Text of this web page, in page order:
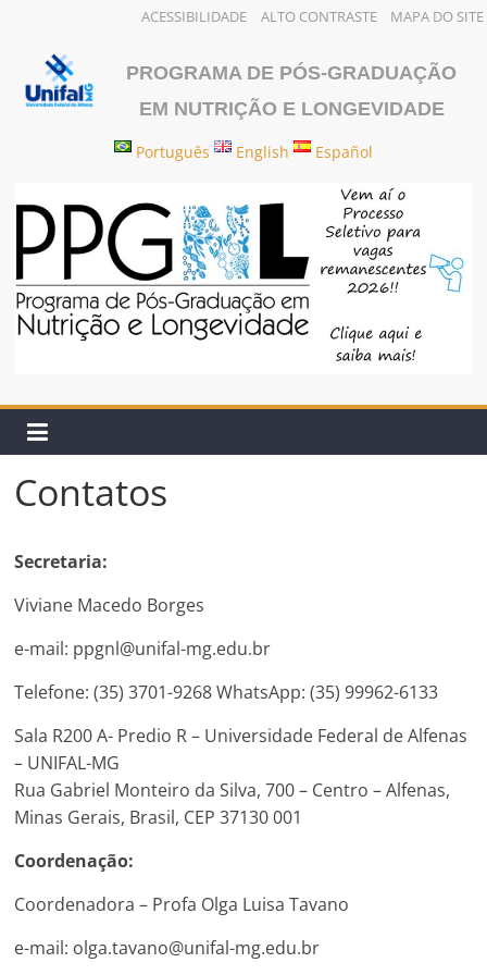
ACESSIBILIDADE ALTO CONTRASTE MAPA DO SITE
PROGRAMA DE PÓS-GRADUAÇÃO
EM NUTRIÇÃO E LONGEVIDADE
Português English Español
Contatos
Secretaria:
Viviane Macedo Borges
e-mail: ppgnl@unifal-mg.edu.br
Telefone: (35) 3701-9268 WhatsApp: (35) 99962-6133
Sala R200 A- Predio R – Universidade Federal de Alfenas
– UNIFAL-MG
Rua Gabriel Monteiro da Silva, 700 – Centro – Alfenas,
Minas Gerais, Brasil, CEP 37130 001
Coordenação:
Coordenadora – Profa Olga Luisa Tavano
e-mail: olga.tavano@unifal-mg.edu.br